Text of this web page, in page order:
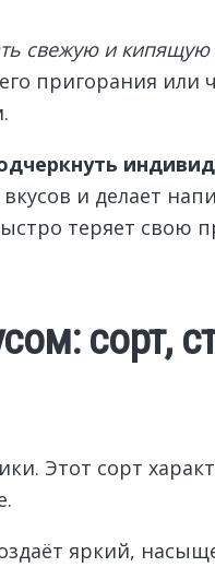
свежую и кипящую
пригорания или
и делает
теряет свою
сорт,
Этот сорт
яркий,